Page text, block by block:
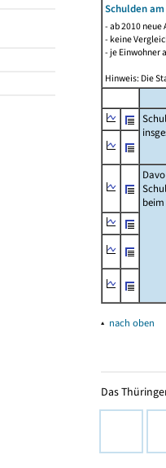
Schulden
- ab 2010
- keine
- je Einwohner
Hinweis: Die
beim
▴ nach oben
Das